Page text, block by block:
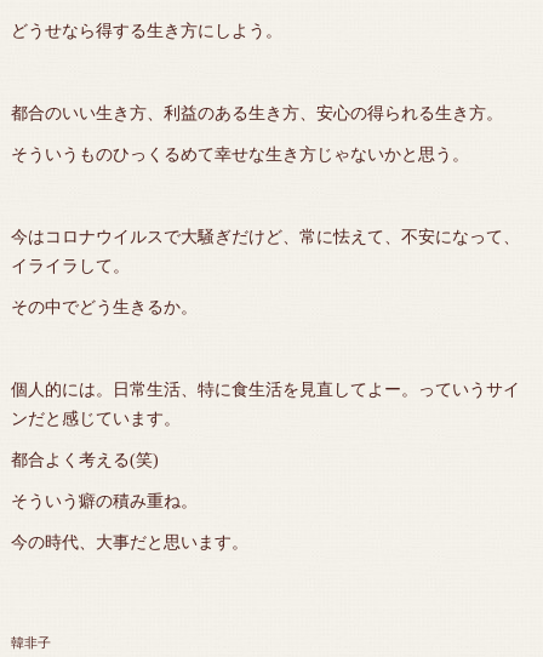
どうせなら得する生き方にしよう。
都合のいい生き方、利益のある生き方、安心の得られる生き方。
そういうものひっくるめて幸せな生き方じゃないかと思う。
今はコロナウイルスで大騒ぎだけど、常に怯えて、不安になって、
イライラして。
その中でどう生きるか。
個人的には。日常生活、特に食生活を見直してよー。っていうサイ
ンだと感じています。
都合よく考える(笑)
そういう癖の積み重ね。
今の時代、大事だと思います。
韓非子